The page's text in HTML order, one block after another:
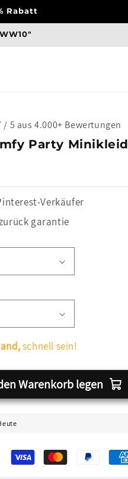
Rabatt
/ 5 aus 4.000+ Bewertungen
Party Minikleid
Verkäufer
garantie
schnell sein!
Warenkorb legen